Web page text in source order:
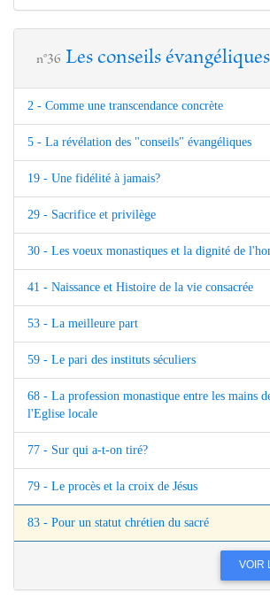
n°36 Les conseils évangéliques
2 - Comme une transcendance concrète
5 - La révélation des "conseils" évangéliques
19 - Une fidélité à jamais?
29 - Sacrifice et privilège
30 - Les voeux monastiques et la dignité de
41 - Naissance et Histoire de la vie consacrée
53 - La meilleure part
59 - Le pari des instituts séculiers
68 - La profession monastique entre les mains
l'Eglise locale
77 - Sur qui a-t-on tiré?
79 - Le procès et la croix de Jésus
83 - Pour un statut chrétien du sacré
VOIR